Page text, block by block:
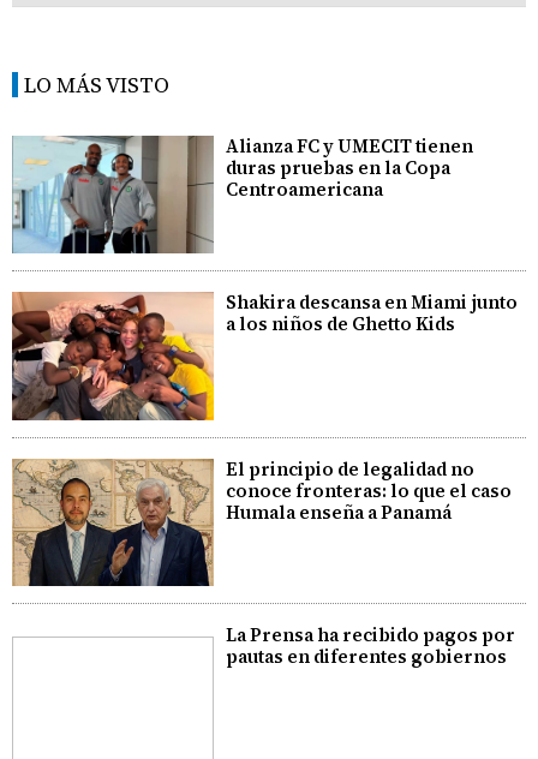
LO MÁS VISTO
Alianza FC y UMECIT tienen
duras pruebas en la Copa
Centroamericana
Shakira descansa en Miami junto
a los niños de Ghetto Kids
El principio de legalidad no
conoce fronteras: lo que el caso
Humala enseña a Panamá
La Prensa ha recibido pagos por
pautas en diferentes gobiernos